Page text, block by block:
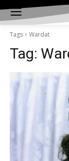
Tags Wardat
Tag: